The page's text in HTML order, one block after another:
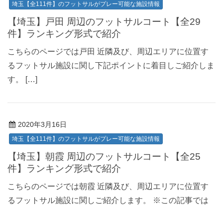
埼玉【全111件】のフットサルがプレー可能な施設情報
【埼玉】戸田 周辺のフットサルコート【全29
件】ランキング形式で紹介
こちらのページでは戸田 近隣及び、周辺エリアに位置す
るフットサル施設に関し下記ポイントに着目しご紹介しま
す。 […]
2020年3月16日
埼玉【全111件】のフットサルがプレー可能な施設情報
【埼玉】朝霞 周辺のフットサルコート【全25
件】ランキング形式で紹介
こちらのページでは朝霞 近隣及び、周辺エリアに位置す
るフットサル施設に関しご紹介します。 ※この記事では